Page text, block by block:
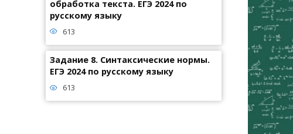
обработка текста. ЕГЭ 2024 по
русскому языку
613
Задание 8. Синтаксические нормы.
ЕГЭ 2024 по русскому языку
613